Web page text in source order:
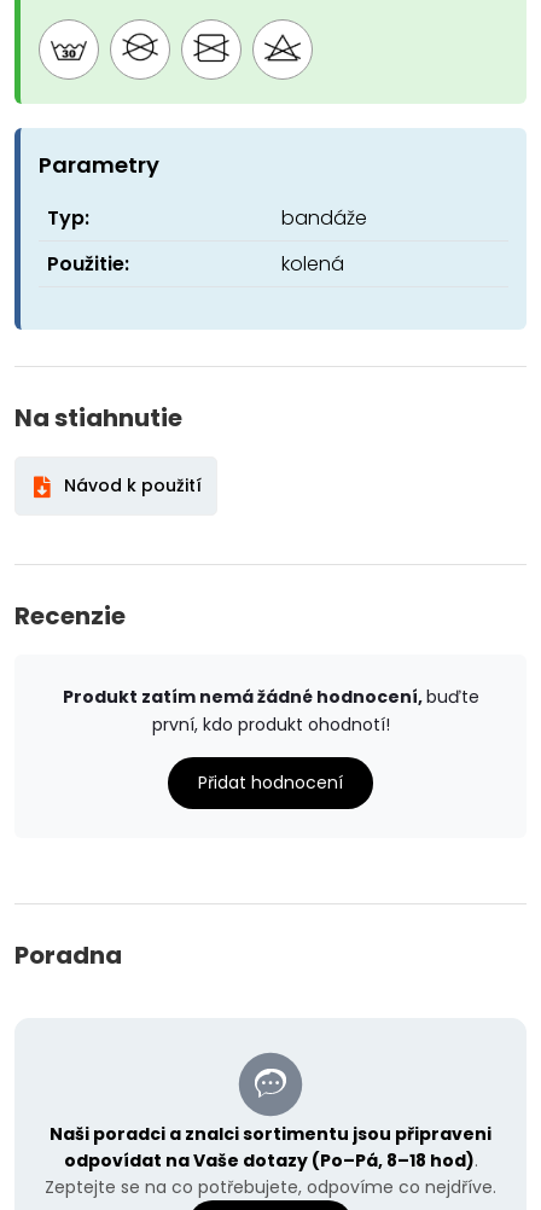
Parametry
Typ:
bandáže
Použitie:
kolená
Na stiahnutie
Návod k použití
Recenzie
Produkt zatím nemá žádné hodnocení,buďte
první, kdo produkt ohodnotí!
Přidat hodnocení
Poradna
Naši poradci a znalci sortimentu jsou připraveni
odpovídat na Vaše dotazy (Po–Pá, 8–18 hod).
Zeptejte se na co potřebujete, odpovíme co nejdříve.